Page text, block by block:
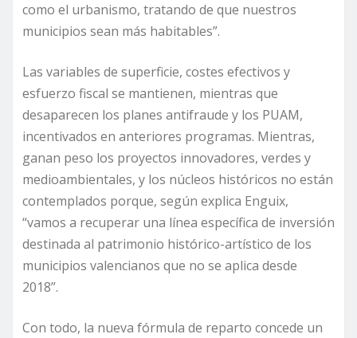
como el urbanismo, tratando de que nuestros
municipios sean más habitables”.
Las variables de superficie, costes efectivos y
esfuerzo fiscal se mantienen, mientras que
desaparecen los planes antifraude y los PUAM,
incentivados en anteriores programas. Mientras,
ganan peso los proyectos innovadores, verdes y
medioambientales, y los núcleos históricos no están
contemplados porque, según explica Enguix,
“vamos a recuperar una línea específica de inversión
destinada al patrimonio histórico-artístico de los
municipios valencianos que no se aplica desde
2018”.
Con todo, la nueva fórmula de reparto concede un